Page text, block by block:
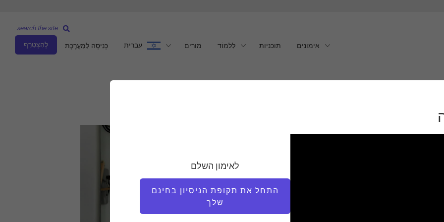
אימונים תוכניות לִלמוֹד מורים עברית כְּנִיסָה לַמַעֲרֶכֶת לְהִצְטַרֵף
search the site
לאימון השלם
התחל את תקופת הניסיון בחינם
שלך